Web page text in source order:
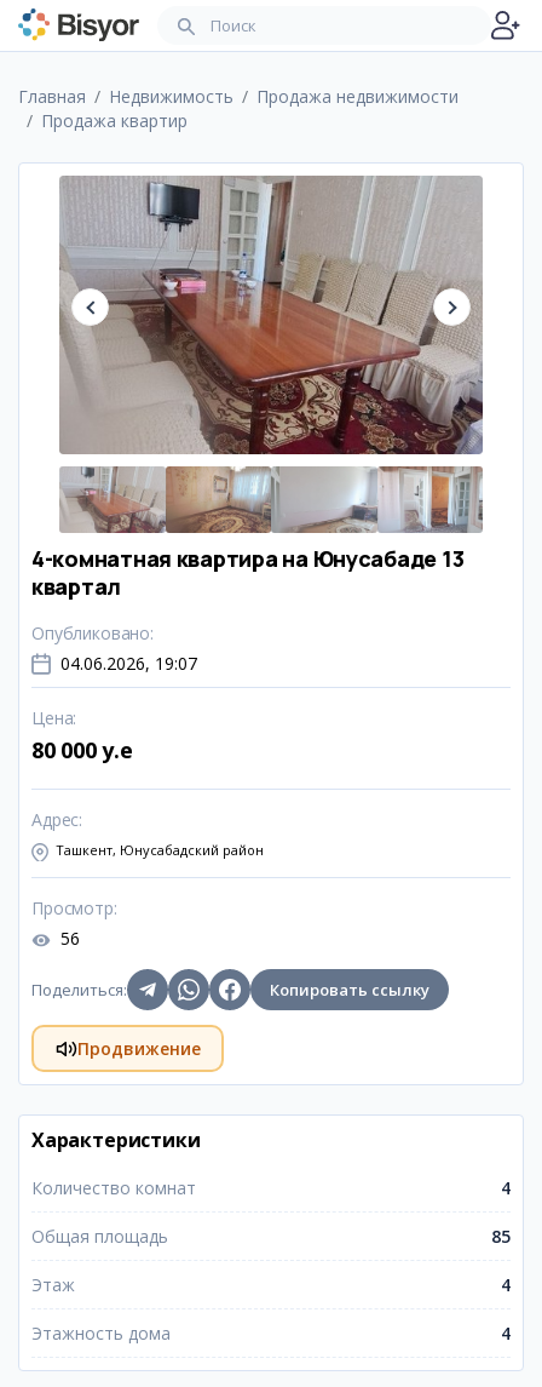
Главная Недвижимость
Продажа недвижимости
Продажа квартир
4-комнатная квартира на Юнусабаде 13
квартал
Опубликовано:
04.06.2026, 19:07
Цена:
80 000 y.e
Адрес:
Ташкент, Юнусабадский район
Просмотр:
56
Поделиться: Копировать ссылку
Продвижение
Характеристики
Количество комнат 4
Общая площадь 85
Этаж 4
Этажность дома 4